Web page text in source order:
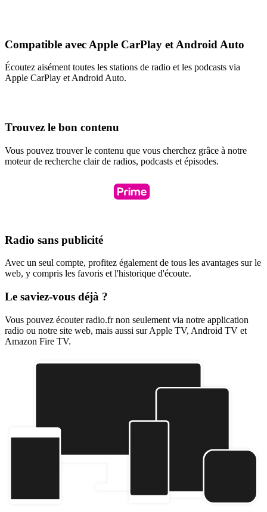
Compatible avec Apple CarPlay et Android Auto
Écoutez aisément toutes les stations de radio et les podcasts via
Apple CarPlay et Android Auto.
Trouvez le bon contenu
Vous pouvez trouver le contenu que vous cherchez grâce à notre
moteur de recherche clair de radios, podcasts et épisodes.
Radio sans publicité
Avec un seul compte, profitez également de tous les avantages sur le
web, y compris les favoris et l'historique d'écoute.
Le saviez-vous déjà ?
Vous pouvez écouter radio.fr non seulement via notre application
radio ou notre site web, mais aussi sur Apple TV, Android TV et
Amazon Fire TV.